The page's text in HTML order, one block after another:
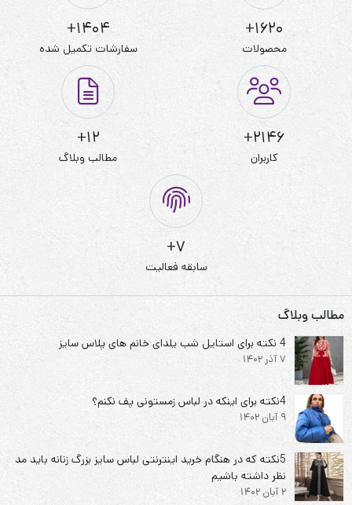
1620+
محصولات
1404+
سفارشات تکمیل شده
2146+
کاربران
12+
مطالب وبلاگ
7+
سابقه فعالیت
مطالب وبلاگ
4 نکته برای استایل شب یلدای خانم های پلاس سایز
7 آذر 1402
4نکته برای اینکه در لباس زمستونی پف نکنم؟
9 آبان 1402
5نکته که در هنگام خرید اینترنتی لباس سایز بزرگ زنانه باید مد
نظر داشته باشیم
2 آبان 1402